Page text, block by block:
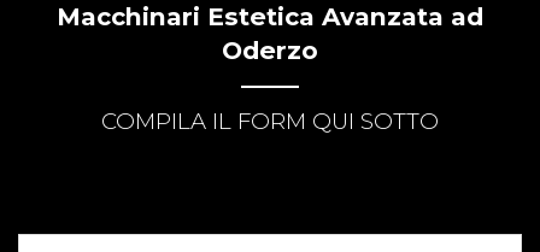
Macchinari Estetica Avanzata ad
Oderzo
COMPILA IL FORM QUI SOTTO